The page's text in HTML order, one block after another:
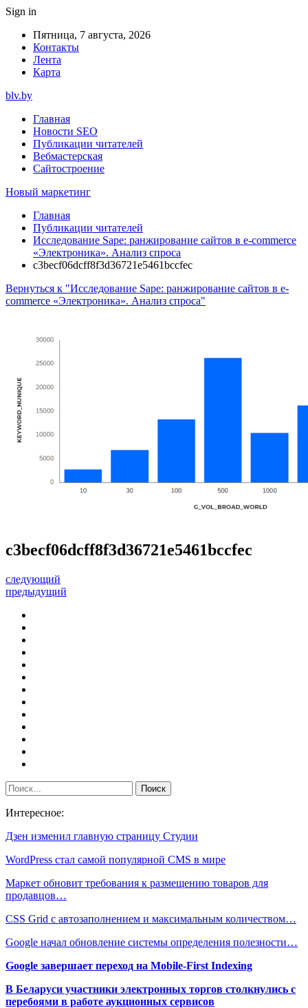
Sign in
Пятница, 7 августа, 2026
Контакты
Лента
Карта
blv.by
Главная
Новости SEO
Публикации читателей
Вебмастерская
Сайтостроение
Новый маркетинг
Главная
Публикации читателей
Исследование Sape: ранжирование сайтов в e-commerce
«Электроника». Анализ спроса
c3becf06dcff8f3d36721e5461bccfec
Вернуться к "Исследование Sape: ранжирование сайтов в e-
commerce «Электроника». Анализ спроса"
c3becf06dcff8f3d36721e5461bccfec
следующий
предыдущий
Интересное:
Дзен изменил главную страницу Студии
WordPress стал самой популярной CMS в мире
Маркет обновит требования к размещению товаров для
продавцов…
CSS Grid с автозаполнением и максимальным количеством…
Google начал обновление системы определения полезности…
Google завершает переход на Mobile-First Indexing
В Беларуси участники электронных торгов столкнулись с
перебоями в работе аукционных сервисов